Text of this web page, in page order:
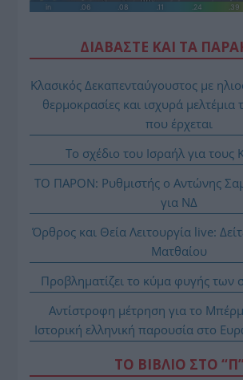
ΔΙΑΒΑΣΤΕ ΚΑΙ ΤΑ
Κλασικός Δεκαπενταύγουστος με
θερμοκρασίες και ισχυρά
που έρχεται
Το σχέδιο του Ισραήλ για τους
ΤΟ ΠΑΡΟΝ: Ρυθμιστής ο Αντώνης
για ΝΔ
Όρθρος και Θεία Λειτουργία live:
Ματθαίου
Προβληματίζει το κύμα φυγής των
Αντίστροφη μέτρηση για το
Ιστορική ελληνική παρουσία στο
ΤΟ ΒΙΒΛΙΟ ΣΤΟ “Π”